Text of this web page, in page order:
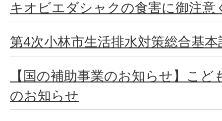
キオビエダシャクの食害に御注意
第4次小林市生活排水対策総合基
【国の補助事業のお知らせ】こ
のお知らせ